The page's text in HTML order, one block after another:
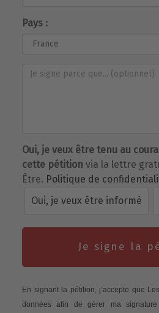
Pays :
Oui, je veux être tenu au
cette pétition via la lettre
Être. Politique de
Oui, je veux être informé
Je signe la
En signant la pétition, j’accepte que
données afin de gérer ma